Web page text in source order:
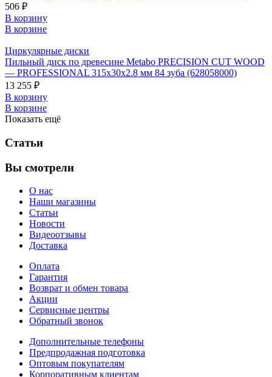
506 ₽
В корзину
В корзине
Циркулярные диски
Пильный диск по древесине Metabo PRECISION CUT WOOD
— PROFESSIONAL 315х30х2.8 мм 84 зуба (628058000)
13 255 ₽
В корзину
В корзине
Показать ещё
Статьи
Вы смотрели
О нас
Наши магазины
Статьи
Новости
Видеоотзывы
Доставка
Оплата
Гарантия
Возврат и обмен товара
Акции
Сервисные центры
Обратный звонок
Дополнительные телефоны
Предпродажная подготовка
Оптовым покупателям
Корпоративным клиентам